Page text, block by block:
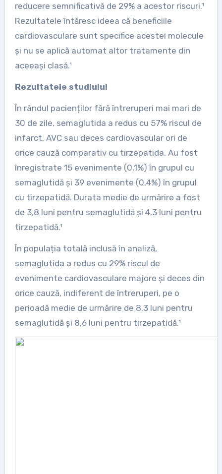
reducere semnificativă de 29% a acestor riscuri.¹
Rezultatele întăresc ideea că beneficiile
cardiovasculare sunt specifice acestei molecule
și nu se aplică automat altor tratamente din
aceeași clasă.¹
Rezultatele studiului
În rândul pacienților fără întreruperi mai mari de
30 de zile, semaglutida a redus cu 57% riscul de
infarct, AVC sau deces cardiovascular ori de
orice cauză comparativ cu tirzepatida. Au fost
înregistrate 15 evenimente (0,1%) în grupul cu
semaglutidă și 39 evenimente (0,4%) în grupul
cu tirzepatidă. Durata medie de urmărire a fost
de 3,8 luni pentru semaglutidă și 4,3 luni pentru
tirzepatidă.¹
În populația totală inclusă în analiză,
semaglutida a redus cu 29% riscul de
evenimente cardiovasculare majore și deces din
orice cauză, indiferent de întreruperi, pe o
perioadă medie de urmărire de 8,3 luni pentru
semaglutidă și 8,6 luni pentru tirzepatidă.¹